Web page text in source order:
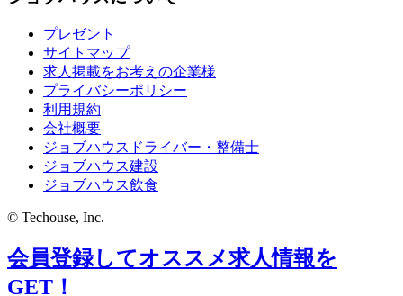
プレゼント
サイトマップ
求人掲載をお考えの企業様
プライバシーポリシー
利用規約
会社概要
ジョブハウスドライバー・整備士
ジョブハウス建設
ジョブハウス飲食
© Techouse, Inc.
会員登録してオススメ求人情報を
GET！